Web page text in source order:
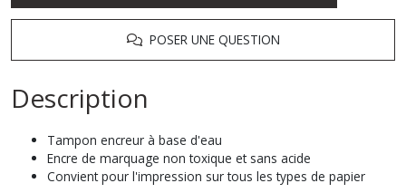
POSER UNE QUESTION
Description
Tampon encreur à base d'eau
Encre de marquage non toxique et sans acide
Convient pour l'impression sur tous les types de papier